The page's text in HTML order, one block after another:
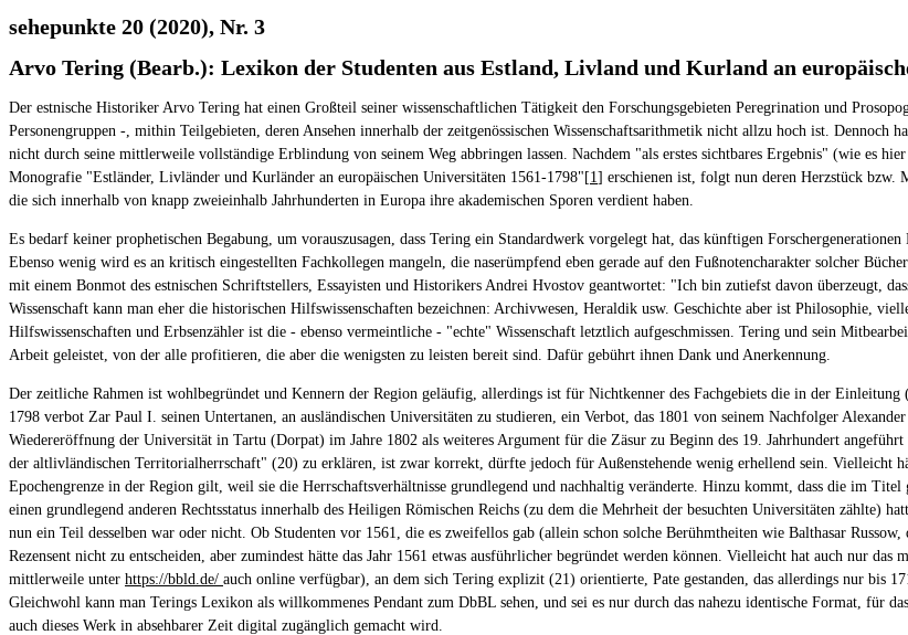
sehepunkte 20 (2020), Nr. 3
Arvo Tering (Bearb.): Lexikon der Studenten aus Estland, Livland und Kurland an
Der estnische Historiker Arvo Tering hat einen Großteil seiner wissenschaftlichen Tätigkeit den Forschungsgebieten Peregrination und
Personengruppen -, mithin Teilgebieten, deren Ansehen innerhalb der zeitgenössischen Wissenschaftsarithmetik nicht allzu hoch ist. Dennoch
nicht durch seine mittlerweile vollständige Erblindung von seinem Weg abbringen lassen. Nachdem "als erstes sichtbares Ergebnis" (wie es
Monografie "Estländer, Livländer und Kurländer an europäischen Universitäten 1561-1798"[1 ] erschienen ist, folgt nun deren Herzstück bzw.
die sich innerhalb von knapp zweieinhalb Jahrhunderten in Europa ihre akademischen Sporen verdient haben.
Es bedarf keiner prophetischen Begabung, um vorauszusagen, dass Tering ein Standardwerk vorgelegt hat, das künftigen
Ebenso wenig wird es an kritisch eingestellten Fachkollegen mangeln, die naserümpfend eben gerade auf den Fußnotencharakter solcher
mit einem Bonmot des estnischen Schriftstellers, Essayisten und Historikers Andrei Hvostov geantwortet: "Ich bin zutiefst davon überzeugt,
Wissenschaft kann man eher die historischen Hilfswissenschaften bezeichnen: Archivwesen, Heraldik usw. Geschichte aber ist Philosophie,
Hilfswissenschaften und Erbsenzähler ist die - ebenso vermeintliche - "echte" Wissenschaft letztlich aufgeschmissen. Tering und sein
Arbeit geleistet, von der alle profitieren, die aber die wenigsten zu leisten bereit sind. Dafür gebührt ihnen Dank und Anerkennung.
Der zeitliche Rahmen ist wohlbegründet und Kennern der Region geläufig, allerdings ist für Nichtkenner des Fachgebiets die in der
1798 verbot Zar Paul I. seinen Untertanen, an ausländischen Universitäten zu studieren, ein Verbot, das 1801 von seinem Nachfolger
Wiedereröffnung der Universität in Tartu (Dorpat) im Jahre 1802 als weiteres Argument für die Zäsur zu Beginn des 19. Jahrhundert
der altlivländischen Territorialherrschaft" (20) zu erklären, ist zwar korrekt, dürfte jedoch für Außenstehende wenig erhellend sein. Vielleicht
Epochengrenze in der Region gilt, weil sie die Herrschaftsverhältnisse grundlegend und nachhaltig veränderte. Hinzu kommt, dass die im
einen grundlegend anderen Rechtsstatus innerhalb des Heiligen Römischen Reichs (zu dem die Mehrheit der besuchten Universitäten zählte)
nun ein Teil desselben war oder nicht. Ob Studenten vor 1561, die es zweifellos gab (allein schon solche Berühmtheiten wie Balthasar
Rezensent nicht zu entscheiden, aber zumindest hätte das Jahr 1561 etwas ausführlicher begründet werden können. Vielleicht hat auch nur das
mittlerweile unter https://bbld.de/ auch online verfügbar), an dem sich Tering explizit (21) orientierte, Pate gestanden, das allerdings nur bis
Gleichwohl kann man Terings Lexikon als willkommenes Pendant zum DbBL sehen, und sei es nur durch das nahezu identische Format, für
auch dieses Werk in absehbarer Zeit digital zugänglich gemacht wird.